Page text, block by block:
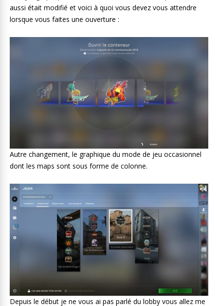
aussi était modifié et voici à quoi vous devez vous attendre
lorsque vous faites une ouverture :
Autre changement, le graphique du mode de jeu occasionnel
dont les maps sont sous forme de colonne.
Depuis le début je ne vous ai pas parlé du lobby vous allez me